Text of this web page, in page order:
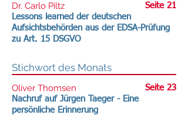
Dr. Carlo Piltz
Seite 21
Lessons learned der deutschen
Aufsichtsbehörden aus der EDSA-Prüfung
zu Art. 15 DSGVO
Stichwort des Monats
Oliver Thomsen
Seite 23
Nachruf auf Jürgen Taeger - Eine
persönliche Erinnerung